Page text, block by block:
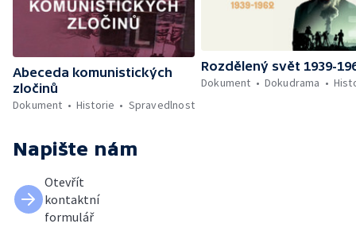
Abeceda komunistických
zločinů
Dokument
Historie Spravedlnost
Rozdělený svět 1939-
Dokument
Dokudrama
Napište nám
Otevřít
kontaktní
formulář